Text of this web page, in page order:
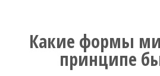
Какие формы
принципе